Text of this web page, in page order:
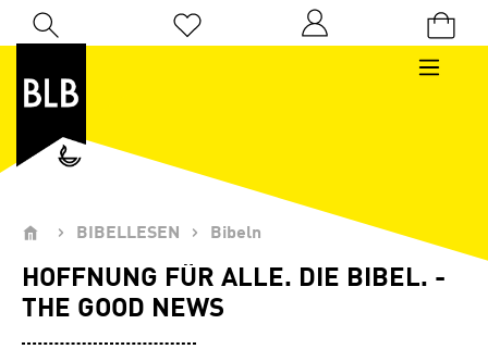
Zum Hauptinhalt springen
Du hast 0 Produkte auf dem Merkzettel
BIBELLESEN Bibeln
HOFFNUNG FÜR ALLE. DIE BIBEL. -
THE GOOD NEWS